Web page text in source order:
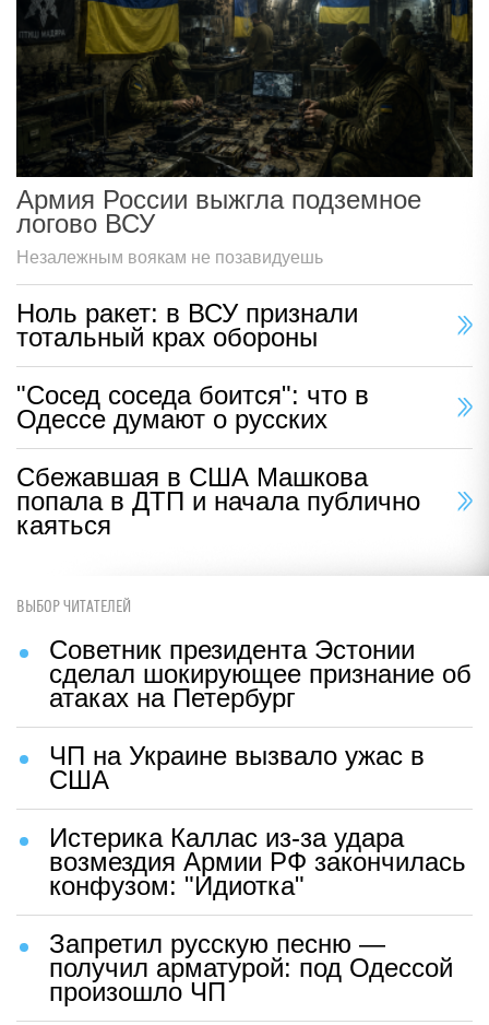
Армия России выжгла подземное
логово ВСУ
Незалежным воякам не позавидуешь
Ноль ракет: в ВСУ признали
тотальный крах обороны
"Сосед соседа боится": что в
Одессе думают о русских
Сбежавшая в США Машкова
попала в ДТП и начала публично
каяться
ВЫБОР ЧИТАТЕЛЕЙ
Советник президента Эстонии
сделал шокирующее признание об
атаках на Петербург
ЧП на Украине вызвало ужас в
США
Истерика Каллас из-за удара
возмездия Армии РФ закончилась
конфузом: "Идиотка"
Запретил русскую песню —
получил арматурой: под Одессой
произошло ЧП